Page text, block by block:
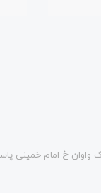
واوان خ امام خمینی